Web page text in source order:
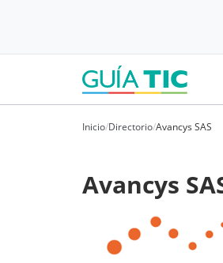
Inicio/Directorio/Avancys SAS
Avancys